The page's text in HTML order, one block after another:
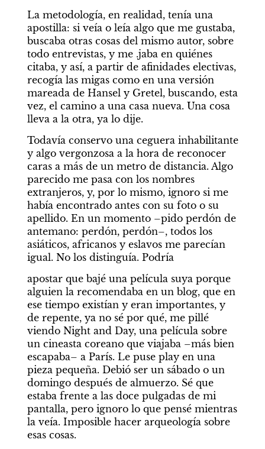
La metodología, en realidad, tenía una
apostilla: si veía o leía algo que me gustaba,
buscaba otras cosas del mismo autor, sobre
todo entrevistas, y me .jaba en quiénes
citaba, y así, a partir de afinidades electivas,
recogía las migas como en una versión
mareada de Hansel y Gretel, buscando, esta
vez, el camino a una casa nueva. Una cosa
lleva a la otra, ya lo dije.
Todavía conservo una ceguera inhabilitante
y algo vergonzosa a la hora de reconocer
caras a más de un metro de distancia. Algo
parecido me pasa con los nombres
extranjeros, y, por lo mismo, ignoro si me
había encontrado antes con su foto o su
apellido. En un momento –pido perdón de
antemano: perdón, perdón–, todos los
asiáticos, africanos y eslavos me parecían
igual. No los distinguía. Podría
apostar que bajé una película suya porque
alguien la recomendaba en un blog, que en
ese tiempo existían y eran importantes, y
de repente, ya no sé por qué, me pillé
viendo Night and Day, una película sobre
un cineasta coreano que viajaba –más bien
escapaba– a París. Le puse play en una
pieza pequeña. Debió ser un sábado o un
domingo después de almuerzo. Sé que
estaba frente a las doce pulgadas de mi
pantalla, pero ignoro lo que pensé mientras
la veía. Imposible hacer arqueología sobre
esas cosas.